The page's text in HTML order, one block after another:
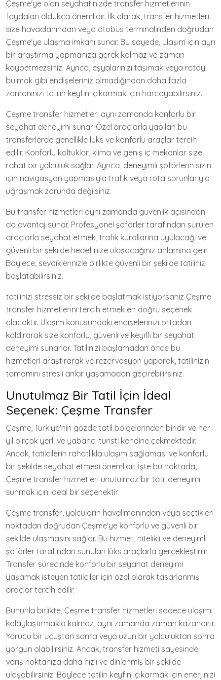
Çeşme'ye olan seyahatinizde transfer hizmetlerinin
faydaları oldukça önemlidir. İlk olarak, transfer hizmetleri
size havaalanından veya otobüs terminalinden doğrudan
Çeşme'ye ulaşma imkanı sunar. Bu sayede, ulaşım için ayrı
bir araştırma yapmanıza gerek kalmaz ve zaman
kaybetmezsiniz. Ayrıca, eşyalarınızı taşımak veya rotayı
bulmak gibi endişeleriniz olmadığından daha fazla
zamanınızı tatilin keyfini çıkarmak için harcayabilirsiniz.
Çeşme transfer hizmetleri aynı zamanda konforlu bir
seyahat deneyimi sunar. Özel araçlarla yapılan bu
transferlerde genellikle lüks ve konforlu araçlar tercih
edilir. Konforlu koltuklar, klima ve geniş iç mekanlar size
rahat bir yolculuk sağlar. Ayrıca, deneyimli şoförlerin sizin
için navigasyon yapmasıyla trafik veya rota sorunlarıyla
uğraşmak zorunda değilsiniz.
Bu transfer hizmetleri aynı zamanda güvenlik açısından
da avantaj sunar. Profesyonel şoförler tarafından sürülen
araçlarla seyahat etmek, trafik kurallarına uyulacağı ve
güvenli bir şekilde hedefinize ulaşacağınız anlamına gelir.
Böylece, sevdiklerinizle birlikte güvenli bir şekilde tatilinizi
başlatabilirsiniz.
tatilinizi stressiz bir şekilde başlatmak istiyorsanız Çeşme
transfer hizmetlerini tercih etmek en doğru seçenek
olacaktır. Ulaşım konusundaki endişelerinizi ortadan
kaldırarak size konforlu, güvenli ve keyifli bir seyahat
deneyimi sunarlar. Tatilinizi başlamadan önce bu
hizmetleri araştırarak ve rezervasyon yaparak, tatilinizin
tamamını stresli anlar yaşamadan geçirebilirsiniz.
Unutulmaz Bir Tatil İçin İdeal
Seçenek: Çeşme Transfer
Çeşme, Türkiye'nin gözde tatil bölgelerinden biridir ve her
yıl birçok yerli ve yabancı turisti kendine çekmektedir.
Ancak, tatilcilerin rahatlıkla ulaşım sağlaması ve konforlu
bir şekilde seyahat etmesi önemlidir. İşte bu noktada,
Çeşme transfer hizmetleri unutulmaz bir tatil deneyimi
sunmak için ideal bir seçenektir.
Çeşme transfer, yolcuların havalimanından veya seçtikleri
noktadan doğrudan Çeşme'ye konforlu ve güvenli bir
şekilde ulaşmasını sağlar. Bu hizmet, nitelikli ve deneyimli
şoförler tarafından sunulan lüks araçlarla gerçekleştirilir.
Transfer sürecinde konforlu bir seyahat deneyimi
yaşamak isteyen tatilciler için özel olarak tasarlanmış
araçlar tercih edilir.
Bununla birlikte, Çeşme transfer hizmetleri sadece ulaşımı
kolaylaştırmakla kalmaz, aynı zamanda zaman kazandırır.
Yorucu bir uçuştan sonra veya uzun bir yolculuktan sonra
yorgun olabilirsiniz. Ancak, transfer hizmeti sayesinde
varış noktanıza daha hızlı ve dinlenmiş bir şekilde
ulaşabilirsiniz. Böylece tatilin keyfini çıkarmak için enerjinizi